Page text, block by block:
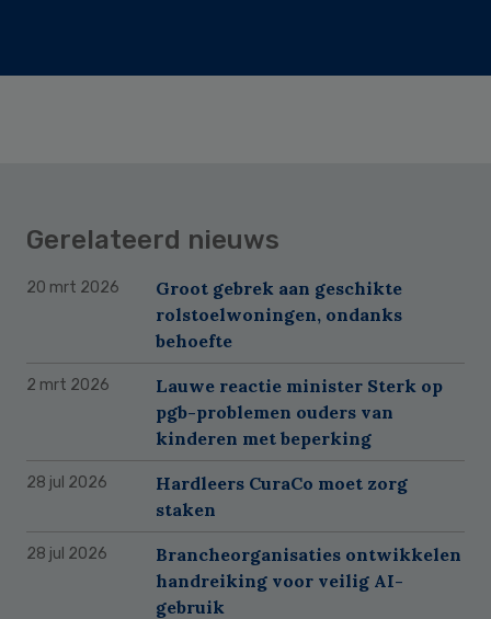
Gerelateerd nieuws
20 mrt 2026
Groot gebrek aan geschikte
rolstoelwoningen, ondanks
behoefte
2 mrt 2026
Lauwe reactie minister Sterk op
pgb-problemen ouders van
kinderen met beperking
28 jul 2026
Hardleers CuraCo moet zorg
staken
28 jul 2026
Brancheorganisaties ontwikkelen
handreiking voor veilig AI-
gebruik